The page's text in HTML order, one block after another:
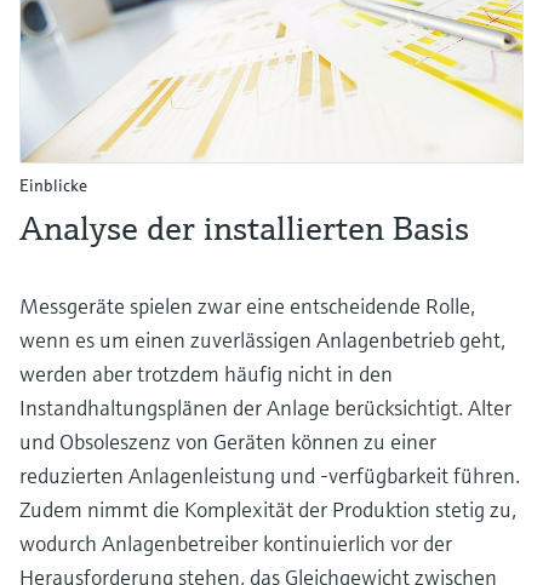
Einblicke
Analyse der installierten Basis
Messgeräte spielen zwar eine entscheidende Rolle,
wenn es um einen zuverlässigen Anlagenbetrieb geht,
werden aber trotzdem häufig nicht in den
Instandhaltungsplänen der Anlage berücksichtigt. Alter
und Obsoleszenz von Geräten können zu einer
reduzierten Anlagenleistung und -verfügbarkeit führen.
Zudem nimmt die Komplexität der Produktion stetig zu,
wodurch Anlagenbetreiber kontinuierlich vor der
Herausforderung stehen, das Gleichgewicht zwischen